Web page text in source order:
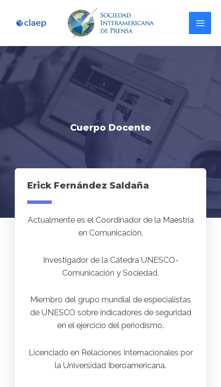
Cuerpo Docente
Erick Fernández Saldaña
Actualmente es el Coordinador de la Maestría
en Comunicación.
Investigador de la Cátedra UNESCO-
Comunicación y Sociedad.
Miembro del grupo mundial de especialistas
de UNESCO sobre indicadores de seguridad
en el ejercicio del periodismo.
Licenciado en Relaciones Internacionales por
la Universidad Iberoamericana.